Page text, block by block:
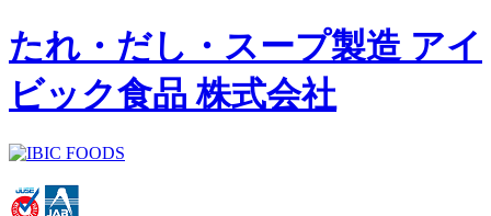
たれ・だし・スープ製造 アイ
ビック食品 株式会社